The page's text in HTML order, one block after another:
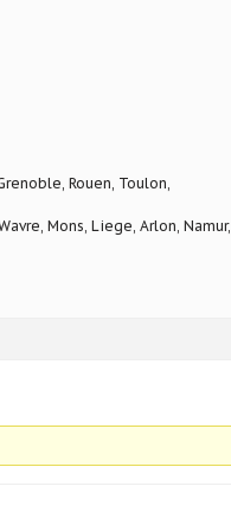
Rouen, Toulon,
Mons, Liege, Arlon, Namur,